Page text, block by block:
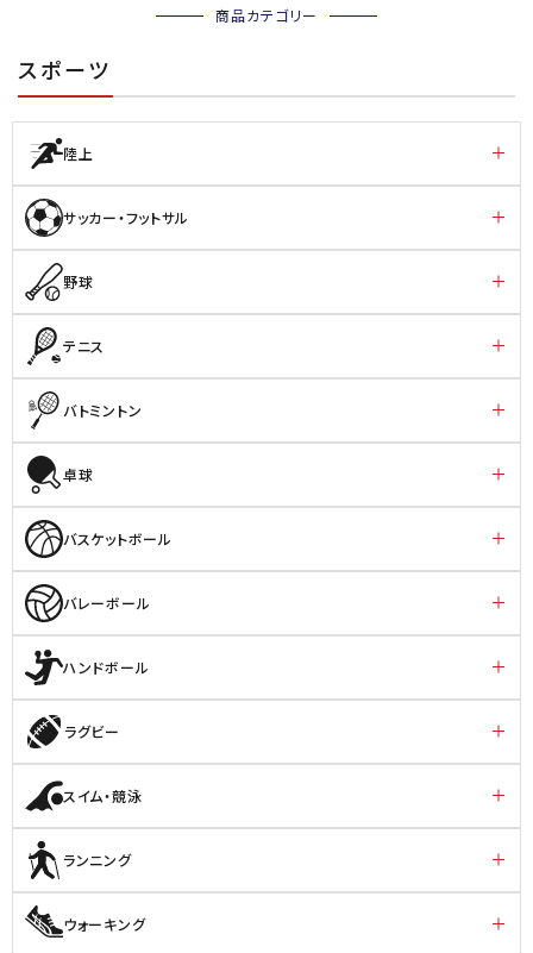
商品カテゴリー
スポーツ
陸上
サッカー・フットサル
野球
テニス
バトミントン
卓球
バスケットボール
バレーボール
ハンドボール
ラグビー
スイム・競泳
ランニング
ウォーキング